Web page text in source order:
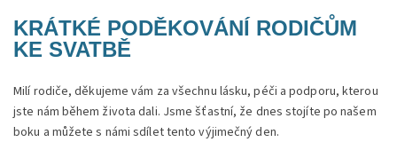
KRÁTKÉ PODĚKOVÁNÍ RODIČŮM
KE SVATBĚ
Milí rodiče, děkujeme vám za všechnu lásku, péči a podporu, kterou
jste nám během života dali. Jsme šťastní, že dnes stojíte po našem
boku a můžete s námi sdílet tento výjimečný den.